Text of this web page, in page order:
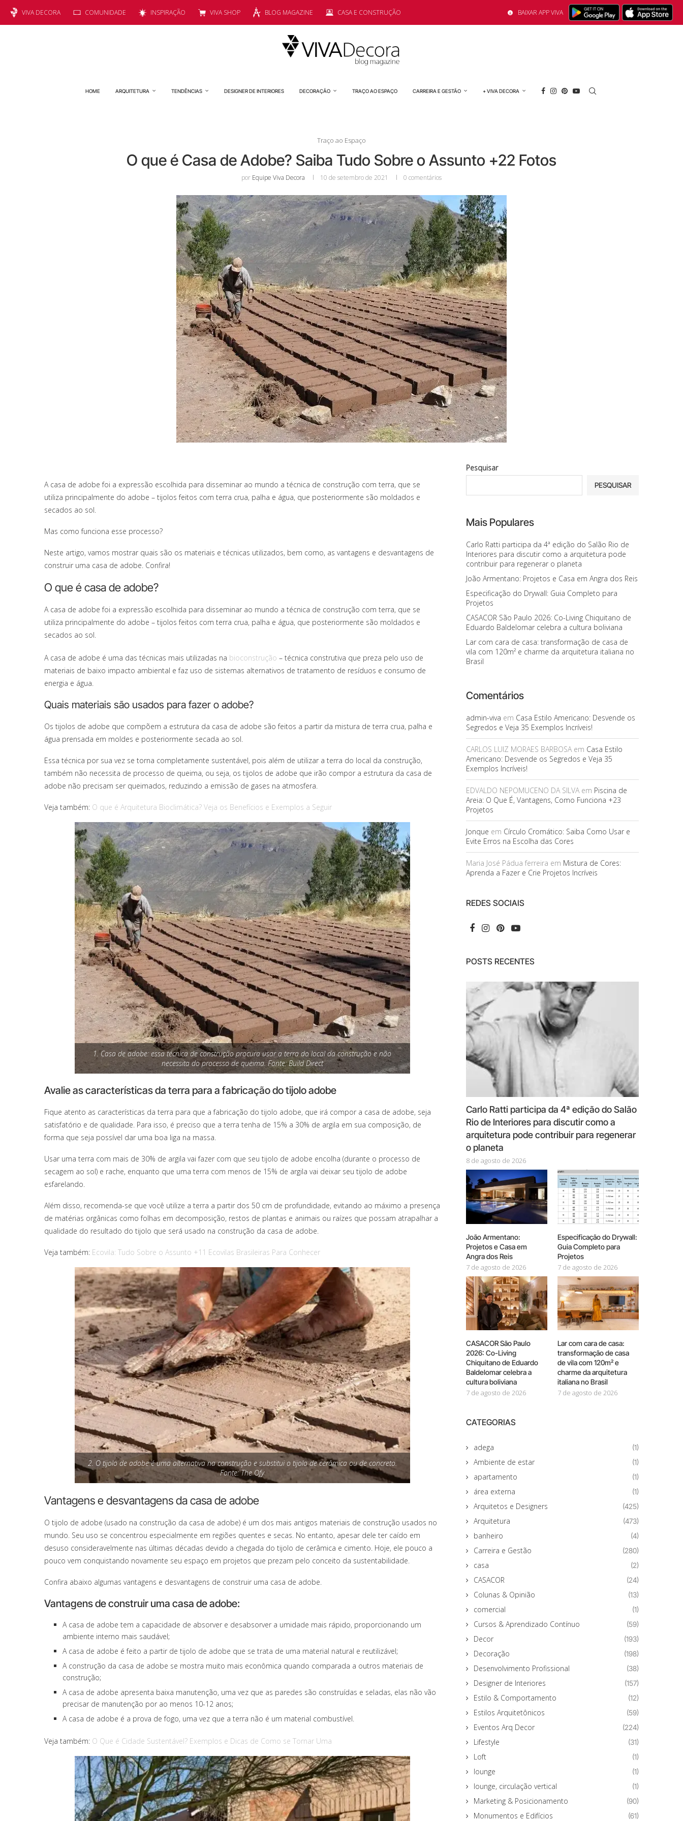
VIVA DECORA COMUNIDADE INSPIRAÇÃO VIVA SHOP BLOG MAGAZINE CASA E CONSTRUÇÃO BAIXAR APP VIVA
HOME ARQUITETURA TENDÊNCIAS DESIGNER DE INTERIORES DECORAÇÃO TRAÇO AO ESPAÇO CARREIRA E GESTÃO + VIVA DECORA
Traço ao Espaço
O que é Casa de Adobe? Saiba Tudo Sobre o Assunto +22 Fotos
por Equipe Viva Decora 10 de setembro de 2021 0 comentários
A casa de adobe foi a expressão escolhida para disseminar ao mundo a técnica de construção com terra, que se
utiliza principalmente do adobe – tijolos feitos com terra crua, palha e água, que posteriormente são moldados e
secados ao sol.
Mas como funciona esse processo?
Neste artigo, vamos mostrar quais são os materiais e técnicas utilizados, bem como, as vantagens e desvantagens de
construir uma casa de adobe. Confira!
O que é casa de adobe?
A casa de adobe foi a expressão escolhida para disseminar ao mundo a técnica de construção com terra, que se
utiliza principalmente do adobe – tijolos feitos com terra crua, palha e água, que posteriormente são moldados e
secados ao sol.
A casa de adobe é uma das técnicas mais utilizadas na bioconstrução – técnica construtiva que preza pelo uso de
materiais de baixo impacto ambiental e faz uso de sistemas alternativos de tratamento de resíduos e consumo de
energia e água.
Quais materiais são usados para fazer o adobe?
Os tijolos de adobe que compõem a estrutura da casa de adobe são feitos a partir da mistura de terra crua, palha e
água prensada em moldes e posteriormente secada ao sol.
Essa técnica por sua vez se torna completamente sustentável, pois além de utilizar a terra do local da construção,
também não necessita de processo de queima, ou seja, os tijolos de adobe que irão compor a estrutura da casa de
adobe não precisam ser queimados, reduzindo a emissão de gases na atmosfera.
Veja também: O que é Arquitetura Bioclimática? Veja os Benefícios e Exemplos a Seguir
1. Casa de adobe: essa técnica de construção procura usar a terra do local da construção e não
necessita do processo de queima. Fonte: Build Direct
Avalie as características da terra para a fabricação do tijolo adobe
Fique atento as características da terra para que a fabricação do tijolo adobe, que irá compor a casa de adobe, seja
satisfatório e de qualidade. Para isso, é preciso que a terra tenha de 15% a 30% de argila em sua composição, de
forma que seja possível dar uma boa liga na massa.
Usar uma terra com mais de 30% de argila vai fazer com que seu tijolo de adobe encolha (durante o processo de
secagem ao sol) e rache, enquanto que uma terra com menos de 15% de argila vai deixar seu tijolo de adobe
esfarelando.
Além disso, recomenda-se que você utilize a terra a partir dos 50 cm de profundidade, evitando ao máximo a presença
de matérias orgânicas como folhas em decomposição, restos de plantas e animais ou raízes que possam atrapalhar a
qualidade do resultado do tijolo que será usado na construção da casa de adobe.
Veja também: Ecovila: Tudo Sobre o Assunto +11 Ecovilas Brasileiras Para Conhecer
2. O tijolo de adobe é uma alternativa na construção e substitui o tijolo de cerâmica ou de concreto.
Fonte: The Ofy
Vantagens e desvantagens da casa de adobe
O tijolo de adobe (usado na construção da casa de adobe) é um dos mais antigos materiais de construção usados no
mundo. Seu uso se concentrou especialmente em regiões quentes e secas. No entanto, apesar dele ter caído em
desuso consideravelmente nas últimas décadas devido a chegada do tijolo de cerâmica e cimento. Hoje, ele pouco a
pouco vem conquistando novamente seu espaço em projetos que prezam pelo conceito da sustentabilidade.
Confira abaixo algumas vantagens e desvantagens de construir uma casa de adobe.
Vantagens de construir uma casa de adobe:
A casa de adobe tem a capacidade de absorver e desabsorver a umidade mais rápido, proporcionando um
ambiente interno mais saudável;
A casa de adobe é feito a partir de tijolo de adobe que se trata de uma material natural e reutilizável;
A construção da casa de adobe se mostra muito mais econômica quando comparada a outros materiais de
construção;
A casa de adobe apresenta baixa manutenção, uma vez que as paredes são construídas e seladas, elas não vão
precisar de manutenção por ao menos 10-12 anos;
A casa de adobe é a prova de fogo, uma vez que a terra não é um material combustível.
Veja também: O Que é Cidade Sustentável? Exemplos e Dicas de Como se Tornar Uma
Pesquisar
PESQUISAR
Mais Populares
Carlo Ratti participa da 4ª edição do Salão Rio de
Interiores para discutir como a arquitetura pode
contribuir para regenerar o planeta
João Armentano: Projetos e Casa em Angra dos Reis
Especificação do Drywall: Guia Completo para
Projetos
CASACOR São Paulo 2026: Co-Living Chiquitano de
Eduardo Baldelomar celebra a cultura boliviana
Lar com cara de casa: transformação de casa de
vila com 120m² e charme da arquitetura italiana no
Brasil
Comentários
admin-viva em Casa Estilo Americano: Desvende os
Segredos e Veja 35 Exemplos Incríveis!
CARLOS LUIZ MORAES BARBOSAem Casa Estilo
Americano: Desvende os Segredos e Veja 35
Exemplos Incríveis!
EDVALDO NEPOMUCENO DA SILVAem Piscina de
Areia: O Que É, Vantagens, Como Funciona +23
Projetos
Jonque em Círculo Cromático: Saiba Como Usar e
Evite Erros na Escolha das Cores
Maria José Pádua ferreira em Mistura de Cores:
Aprenda a Fazer e Crie Projetos Incríveis
REDES SOCIAIS
POSTS RECENTES
Carlo Ratti participa da 4ª edição do Salão
Rio de Interiores para discutir como a
arquitetura pode contribuir para regenerar
o planeta
8 de agosto de 2026
João Armentano:
Projetos e Casa em
Angra dos Reis
7 de agosto de 2026
Especificação do Drywall:
Guia Completo para
Projetos
7 de agosto de 2026
CASACOR São Paulo
2026: Co-Living
Chiquitano de Eduardo
Baldelomar celebra a
cultura boliviana
7 de agosto de 2026
Lar com cara de casa:
transformação de casa
de vila com 120m² e
charme da arquitetura
italiana no Brasil
7 de agosto de 2026
CATEGORIAS
adega (1)
Ambiente de estar (1)
apartamento (1)
área externa (1)
Arquitetos e Designers (425)
Arquitetura (473)
banheiro (4)
Carreira e Gestão (280)
casa (2)
CASACOR (24)
Colunas & Opinião (13)
comercial (1)
Cursos & Aprendizado Contínuo (59)
Decor (193)
Decoração (198)
Desenvolvimento Profissional (38)
Designer de Interiores (157)
Estilo & Comportamento (12)
Estilos Arquitetônicos (59)
Eventos Arq Decor (224)
Lifestyle (31)
Loft (1)
lounge (1)
lounge, circulação vertical (1)
Marketing & Posicionamento (90)
Monumentos e Edifícios (61)